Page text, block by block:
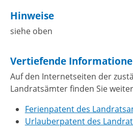
Hinweise
siehe oben
Vertiefende
Auf den Internetseiten der
Landratsämter finden Sie
Ferienpatent des
Urlauberpatent des